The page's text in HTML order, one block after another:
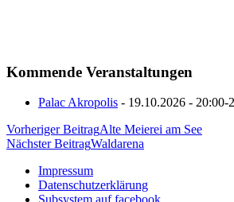
Kommende Veranstaltungen
Palac Akropolis - 19.10.2026 - 20:00-
Beitragsnavigation
Vorheriger BeitragAlte Meierei am See
Nächster BeitragWaldarena
Impressum
Datenschutzerklärung